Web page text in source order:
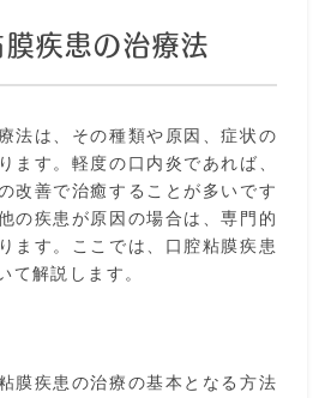
疾患の治療法
法は、その種類や原因、症状の
ます。軽度の口内炎であれば、
改善で治癒することが多いです
の疾患が原因の場合は、専門的
ます。ここでは、口腔粘膜疾患
て解説します。
膜疾患の治療の基本となる方法